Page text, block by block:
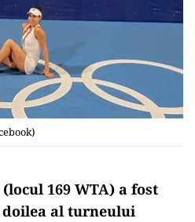
169 WTA) a fost
al turneului